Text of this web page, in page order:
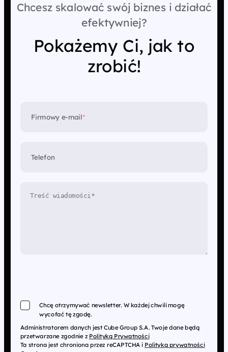
Chcesz skalować swój biznes i działać
efektywniej?
Pokażemy Ci, jak to
zrobić!
Firmowy e-mail*
Telefon
Chcę otrzymywać newsletter. W każdej chwili mogę
wycofać tę zgodę.
Administratorem danych jest Cube Group S.A. Twoje dane będą
przetwarzane zgodnie z Polityką Prywatności
Ta strona jest chroniona przez reCAPTCHA i Polityką prywatności